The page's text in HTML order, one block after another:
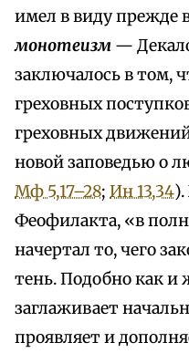
имел в виду прежде
монотеизм —
заключалось в том,
греховных
греховных
новой заповедью о
Мф 5,17–28; Ин 13,34).
Феофилакта, «в
начертал то, чего
тень. Подобно как и
заглаживает
проявляет и